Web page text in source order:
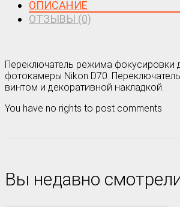
ОПИСАНИЕ
ОТЗЫВЫ (0)
Переключатель режима фокусировки
фотокамеры Nikon D70.
винтом и декоративной накладкой.
You have no rights to post comments
Вы недавно